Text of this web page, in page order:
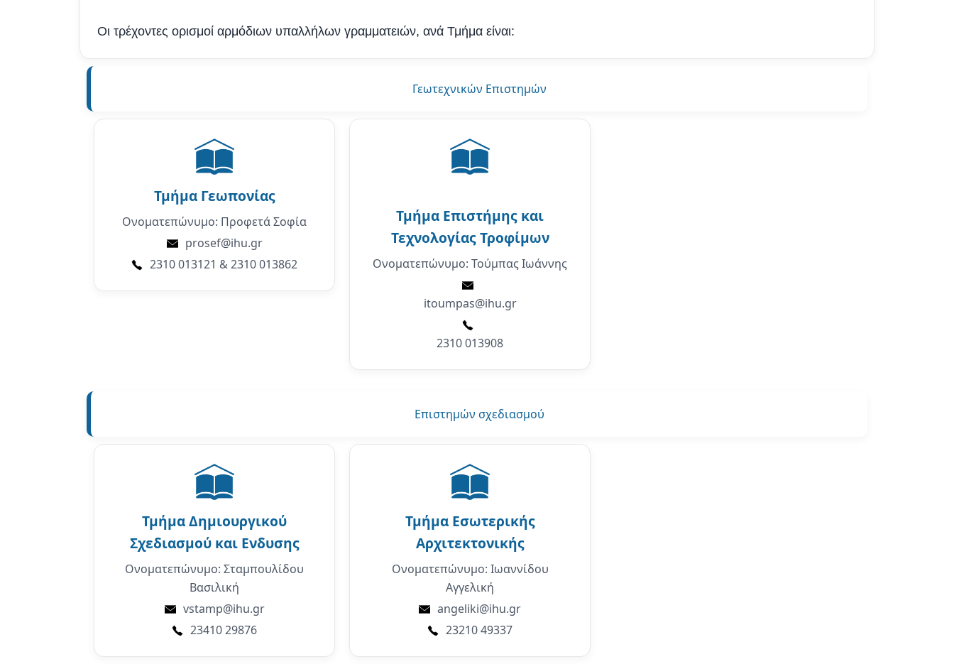
Οι τρέχοντες ορισμοί αρμόδιων υπαλλήλων γραμματειών, ανά Τμήμα είναι:
Γεωτεχνικών Επιστημών
Τμήμα Γεωπονίας
Ονοματεπώνυμο: Προφετά Σοφία
prosef@ihu.gr
2310 013121 & 2310 013862
Τμήμα Επιστήμης και
Τεχνολογίας Τροφίμων
Ονοματεπώνυμο: Τούμπας Ιωάννης
itoumpas@ihu.gr
2310 013908
Επιστημών σχεδιασμού
ΤμήμαΔημιουργικού
Σχεδιασμού και Ενδυσης
Ονοματεπώνυμο: Σταμπουλίδου
Βασιλική
vstamp@ihu.gr
23410 29876
Τμήμα Εσωτερικής
Αρχιτεκτονικής
Ονοματεπώνυμο: Ιωαννίδου
Αγγελική
angeliki@ihu.gr
23210 49337